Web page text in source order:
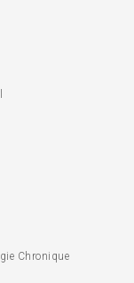
Chronique